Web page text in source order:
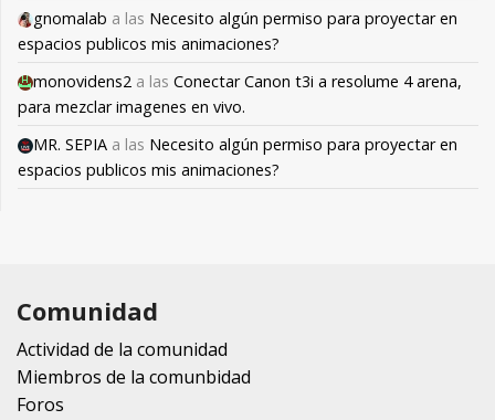
gnomalab a las Necesito algún permiso para proyectar en
espacios publicos mis animaciones?
monovidens2 a las Conectar Canon t3i a resolume 4 arena,
para mezclar imagenes en vivo.
MR. SEPIA a las Necesito algún permiso para proyectar en
espacios publicos mis animaciones?
Comunidad
Actividad de la comunidad
Miembros de la comunbidad
Foros